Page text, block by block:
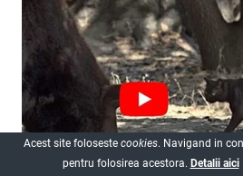
Acest site foloseste cookies. Navigand in
pentru folosirea acestora. Detalii aici